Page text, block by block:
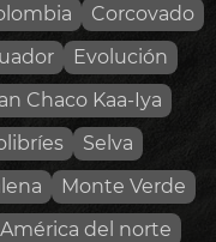
Corcovado
Evolución
Chaco Kaa-Iya
Selva
Monte Verde
América del norte